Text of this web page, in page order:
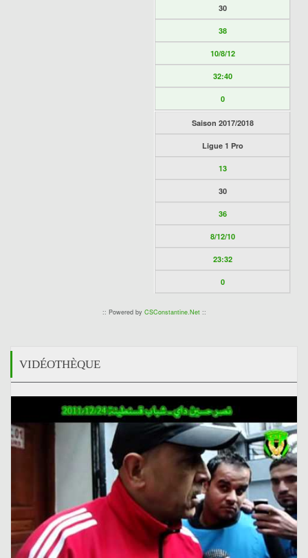
30
38
10/8/12
32:40
0
Saison 2017/2018
Ligue 1 Pro
13
30
36
8/12/10
23:32
0
:: Powered by CSConstantine.Net::
VIDÉOTHÈQUE